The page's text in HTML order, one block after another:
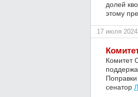
долей
этому
17 июля 2024
Комитет
сенатор